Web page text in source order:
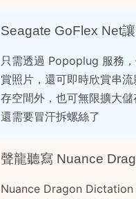
Seagate GoFlex Net
只需透過 Popoplug 服務
賞照片，還可即時欣賞串
存空間外，也可無限擴大
還需要冒汗拆螺絲了
聲龍聽寫 Nuance
Nuance Dragon Dictation